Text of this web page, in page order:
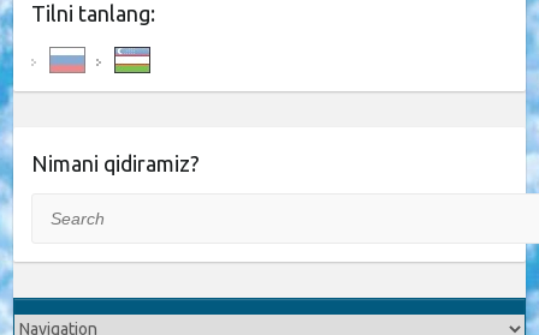
Tilni tanlang:
Nimani qidiramiz?